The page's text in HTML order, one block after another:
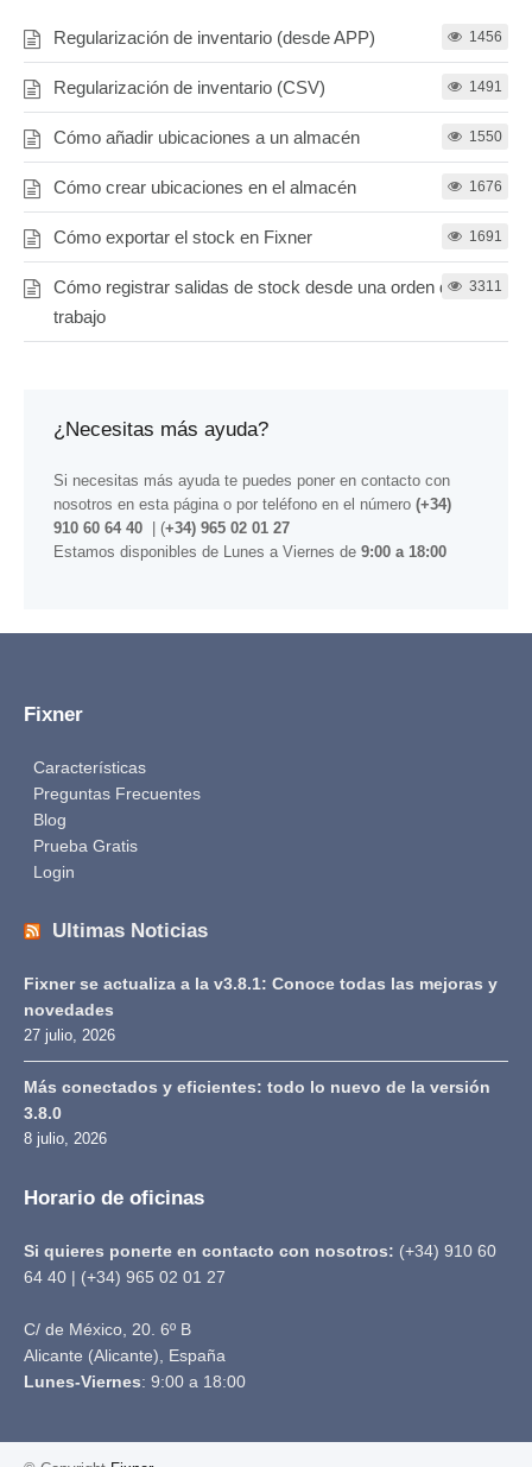
Regularización de inventario (desde APP) 1456
Regularización de inventario (CSV) 1491
Cómo añadir ubicaciones a un almacén 1550
Cómo crear ubicaciones en el almacén 1676
Cómo exportar el stock en Fixner 1691
Cómo registrar salidas de stock desde una orden de
trabajo
3311
¿Necesitas más ayuda?
Si necesitas más ayuda te puedes poner en contacto con
nosotros en esta páginao por teléfono en el número (+34)
910 60 64 40
| (+34) 965 02 01 27
Estamos disponibles de Lunes a Viernes de 9:00 a 18:00
Fixner
Características
Preguntas Frecuentes
Blog
Prueba Gratis
Login
Ultimas Noticias
Fixner se actualiza a la v3.8.1: Conoce todas las mejoras y
novedades
27 julio, 2026
Más conectados y eficientes: todo lo nuevo de la versión
3.8.0
8 julio, 2026
Horario de oficinas
Si quieres ponerte en contacto con nosotros: (+34) 910 60
64 40 | (+34) 965 02 01 27
C/ de México, 20. 6º B
Alicante (Alicante), España
Lunes-Viernes: 9:00 a 18:00